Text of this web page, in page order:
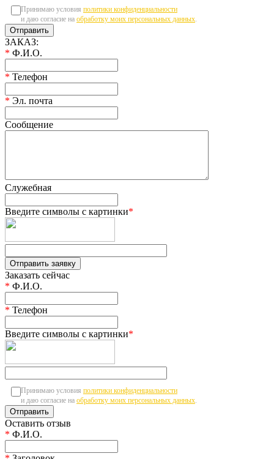
Принимаю условия политики конфиденциальности
и даю согласие на обработку моих персональных данных.
ЗАКАЗ:
* Ф.И.О.
* Телефон
* Эл. почта
Сообщение
Служебная
Введите символы с картинки*
Заказать сейчас
* Ф.И.О.
* Телефон
Введите символы с картинки*
Принимаю условия политики конфиденциальности
и даю согласие на обработку моих персональных данных.
Оставить отзыв
* Ф.И.О.